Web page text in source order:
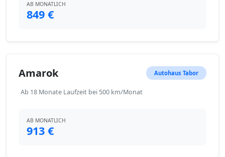
AB MONATLICH
849 €
Amarok Autohaus Tabor
Ab 18 Monate Laufzeit bei 500 km/Monat
AB MONATLICH
913 €